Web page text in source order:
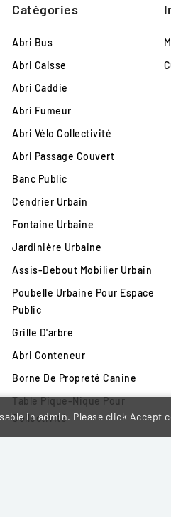
Catégories
Abri Bus
Abri Caisse
Abri Caddie
Abri Fumeur
Abri Vélo Collectivité
Abri Passage Couvert
Banc Public
Cendrier Urbain
Fontaine Urbaine
Jardinière Urbaine
Assis-Debout Mobilier Urbain
Poubelle Urbaine Pour Espace
Public
Grille D'arbre
Abri Conteneur
Borne De Propreté Canine
Table Pique-Nique Pour
Collectivité
Totem Entrée De Ville
in admin. Please click Accept